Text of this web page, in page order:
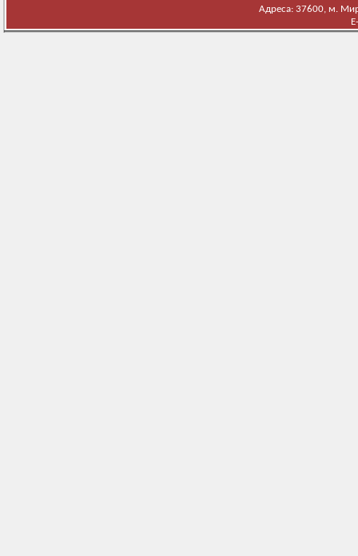
Адреса: 37600, м.